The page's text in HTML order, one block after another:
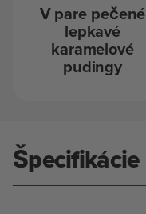
V pare pečené
lepkavé
karamelové
pudingy
Špecifikácie